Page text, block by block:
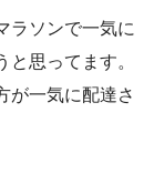
ラソンで一気に
思ってます。
が一気に配達さ